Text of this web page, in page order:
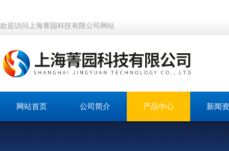
欢迎访问上海菁园科技有限公司网站
网站首页 公司简介 产品中心 新闻